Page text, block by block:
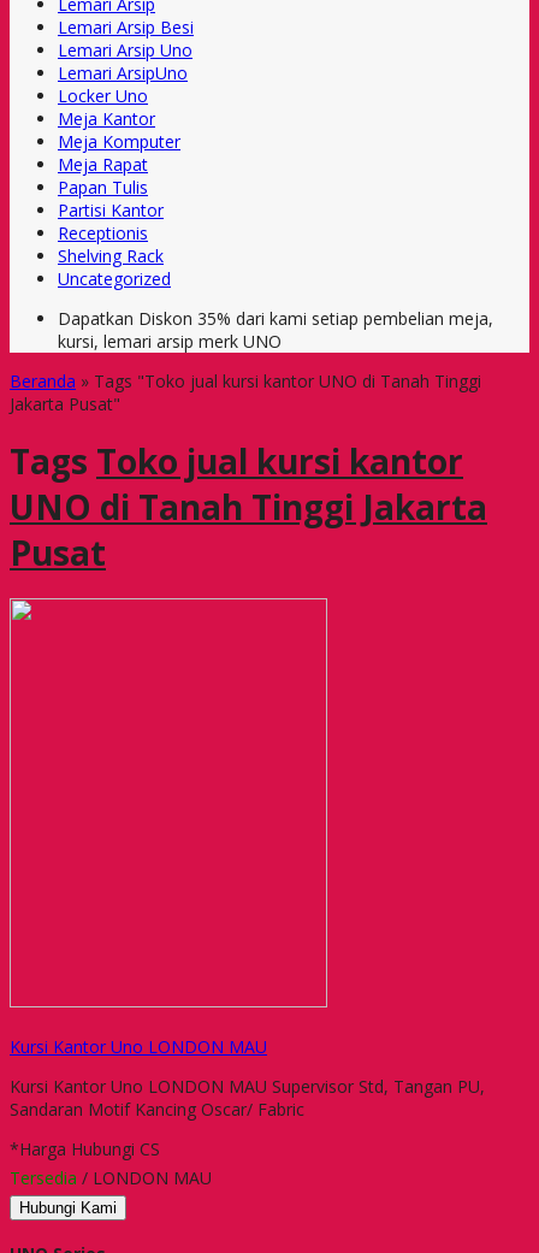
Lemari Arsip Besi
Lemari Arsip Uno
Lemari ArsipUno
Locker Uno
Meja Kantor
Meja Komputer
Meja Rapat
Papan Tulis
Partisi Kantor
Receptionis
Shelving Rack
Uncategorized
Dapatkan Diskon 35% dari kami setiap pembelian meja,
kursi, lemari arsip merk UNO
Beranda » Tags "Toko jual kursi kantor UNO di Tanah Tinggi
Jakarta Pusat"
Tags Toko jual kursi kantor
UNO di Tanah Tinggi Jakarta
Pusat
Kursi Kantor Uno LONDON MAU
Kursi Kantor Uno LONDON MAU Supervisor Std, Tangan PU,
Sandaran Motif Kancing Oscar/ Fabric
*Harga Hubungi CS
Tersedia / LONDON MAU
Hubungi Kami